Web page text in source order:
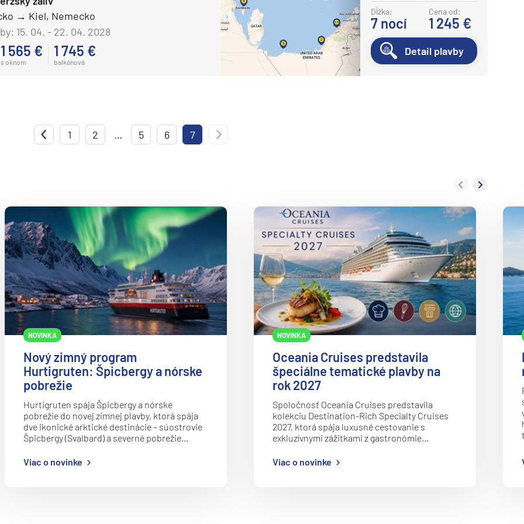
Maroko
AIDAstella
Aranui Cruises
Azamara Journey®
Azamara Onward℠
Azamara Pursuit®
Azamara Quest®
Carnival Cruise Line
Carnival Adventure
Carnival Breeze
Carnival Conquest
Carnival Elation
Carnival Encounter
Carnival Festivale
Kiel, Nemecko
15. 04. - 22. 04. 2028
1 565 €
s oknom
1 745 €
balkónová
Dĺžka:
7 nocí
Cena od:
1 245 €
Detail plavby
Predchádzajúca strana
1 2 … 5 6 7
NOVINKA
Nový zimný program
Hurtigruten: Špicbergy a nórske
pobrežie
Hurtigruten spája Špicbergy a nórske
pobrežie do novej zimnej plavby, ktorá spája
dve ikonické arktické destinácie – súostrovie
Špicbergy (Svalbard) a severné pobrežie…
Viac o novinke
NOVINKA
Oceania Cruises predstavila
špeciálne tematické plavby na
rok 2027
Spoločnosť Oceania Cruises predstavila
kolekciu Destination-Rich Specialty Cruises
2027, ktorá spája luxusné cestovanie s
exkluzívnymi zážitkami z gastronómie…
Viac o novinke